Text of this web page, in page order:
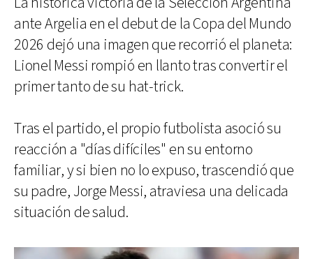
ante Argelia en el debut de la Copa del Mundo
2026 dejó una imagen que recorrió el planeta:
Lionel Messi rompió en llanto tras convertir el
primer tanto de su hat-trick.
Tras el partido, el propio futbolista asoció su
reacción a "días difíciles" en su entorno
familiar, y si bien no lo expuso, trascendió que
su padre, Jorge Messi, atraviesa una delicada
situación de salud.